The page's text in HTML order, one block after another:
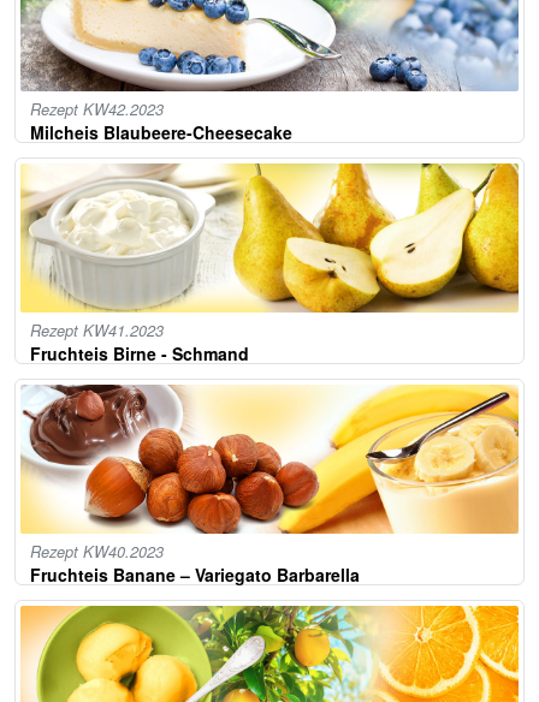
Rezept KW42.2023
Milcheis Blaubeere-Cheesecake
Rezept KW41.2023
Fruchteis Birne - Schmand
Rezept KW40.2023
Fruchteis Banane – Variegato Barbarella